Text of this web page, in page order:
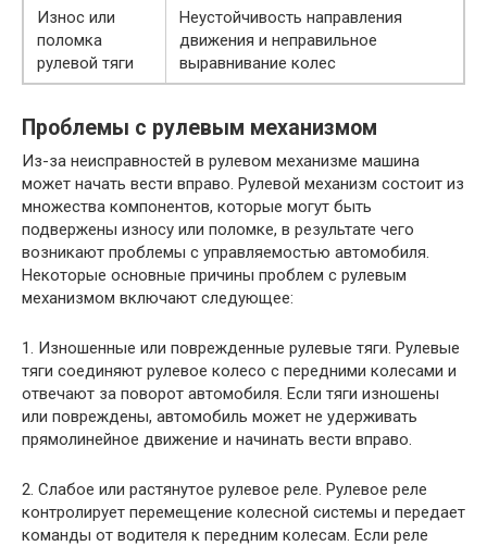
Износ или
поломка
рулевой тяги
Неустойчивость направления
движения и неправильное
выравнивание колес
Проблемы с рулевым механизмом
Из-за неисправностей в рулевом механизме машина
может начать вести вправо. Рулевой механизм состоит из
множества компонентов, которые могут быть
подвержены износу или поломке, в результате чего
возникают проблемы с управляемостью автомобиля.
Некоторые основные причины проблем с рулевым
механизмом включают следующее:
1. Изношенные или поврежденные рулевые тяги. Рулевые
тяги соединяют рулевое колесо с передними колесами и
отвечают за поворот автомобиля. Если тяги изношены
или повреждены, автомобиль может не удерживать
прямолинейное движение и начинать вести вправо.
2. Слабое или растянутое рулевое реле. Рулевое реле
контролирует перемещение колесной системы и передает
команды от водителя к передним колесам. Если реле